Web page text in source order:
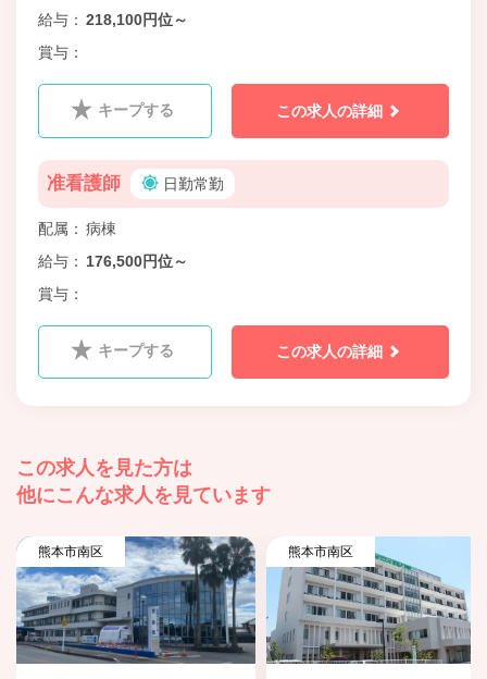
給与
218,100円位～
賞与
キープする この求人の詳細
准看護師 日勤常勤
配属
病棟
給与
176,500円位～
賞与
キープする この求人の詳細
この求人を見た方は
他にこんな求人を見ています
熊本市南区 熊本市南区